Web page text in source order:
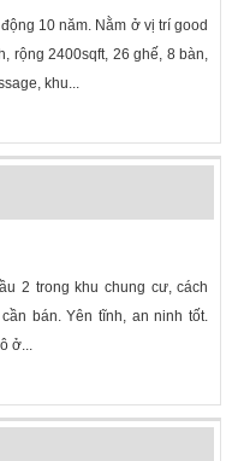
10 năm. Nằm ở vị trí good
rộng 2400sqft, 26 ghế, 8 bàn,
khu...
2 trong khu chung cư, cách
bán. Yên tĩnh, an ninh tốt.
ở...